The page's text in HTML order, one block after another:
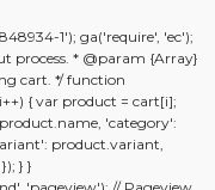
1'); ga('require', 'ec');
process. * @param {Array}
cart. */ function
{ var product = cart[i];
'category':
product.variant,
} }